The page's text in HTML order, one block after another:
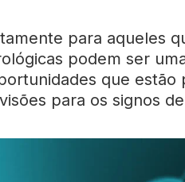
para aqueles
podem ser
que estão
para os signos